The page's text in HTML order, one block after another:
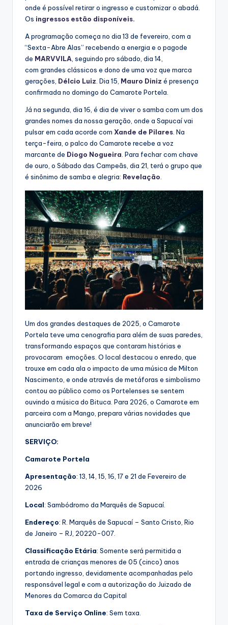
onde é possível retirar o ingresso e customizar o abadá.
Os ingressos estão disponíveis.
A programação começa no dia 13 de fevereiro, com a
“Sexta-Abre Alas” recebendo a energia e o pagode
de MARVVILA , seguindo pro sábado, dia 14,
com grandes clássicos e dono de uma voz que marca
gerações, Délcio Luiz . Dia 15, Mauro Diniz é presença
confirmada no domingo do Camarote Portela.
Já na segunda, dia 16, é dia de viver o samba com um dos
grandes nomes da nossa geração, onde a Sapucaí vai
pulsar em cada acorde com Xande de Pilares . Na
terça-feira, o palco do Camarote recebe a voz
marcante de Diogo Nogueira . Para fechar com chave
de ouro, o Sábado das Campeãs, dia 21, terá o grupo que
é sinônimo de samba e alegria: Revelação
Um dos grandes destaques de 2025, o Camarote
Portela teve uma cenografia para além de suas paredes,
transformando espaços que contaram histórias e
provocaram emoções. O local destacou o enredo, que
trouxe em cada ala o impacto de uma música de Milton
Nascimento, e onde através de metáforas e simbolismo
contou ao público como os Portelenses se sentem
ouvindo a música do Bituca. Para 2026, o Camarote em
parceira com a Mango, prepara várias novidades que
anunciarão em breve!
SERVIÇO:
Camarote Portela
Apresentação: 13, 14, 15, 16, 17 e 21 de Fevereiro de
2026
Local: Sambódromo da Marquês de Sapucaí.
Endereço: R. Marquês de Sapucaí – Santo Cristo, Rio
de Janeiro – RJ, 20220-007.
Classificação Etária: Somente será permitida a
entrada de crianças menores de 05 (cinco) anos
portando ingresso, devidamente acompanhadas pelo
responsável legal e com a autorização do Juizado de
Menores da Comarca da Capital
Taxa de Serviço Online: Sem taxa.